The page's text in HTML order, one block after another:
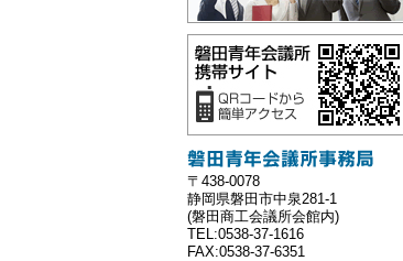
2026-02-25
いわたミライキャンバス～
Chance! Challenge! Change! ～
参加者募集！
2026-02-24
いわたミライキャンバス～
Chance! Challenge! Change! ～
2026-02-23
2026年度 京都会議
2026-01-23
【賀詞交歓会 開催報告】
〒438-0078
静岡県磐田市中泉281-1
(磐田商工会議所会館内)
TEL:0538-37-1616
FAX:0538-37-6351